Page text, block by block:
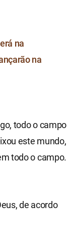
na
na
todo o campo
este mundo,
todo o campo.
de acordo